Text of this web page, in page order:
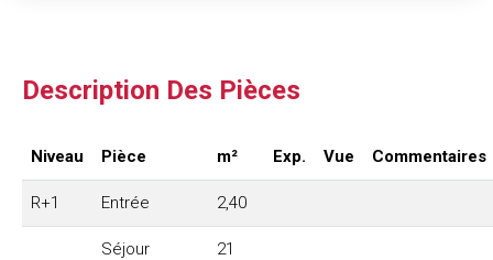
Description Des Pièces
Niveau Pièce m² Exp. Vue Commentaires
R+1 Entrée 2,40
Séjour 21